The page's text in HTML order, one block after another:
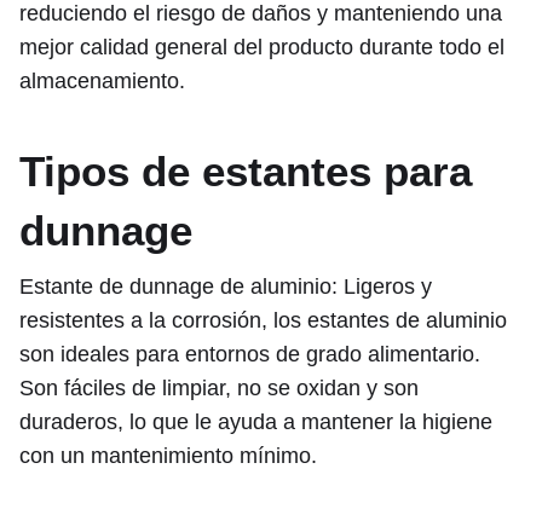
reduciendo el riesgo de daños y manteniendo una
mejor calidad general del producto durante todo el
almacenamiento.
Tipos de estantes para
dunnage
Estante de dunnage de aluminio: Ligeros y
resistentes a la corrosión, los estantes de aluminio
son ideales para entornos de grado alimentario.
Son fáciles de limpiar, no se oxidan y son
duraderos, lo que le ayuda a mantener la higiene
con un mantenimiento mínimo.